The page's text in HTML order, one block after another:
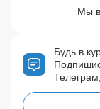
Будь в
Мы в